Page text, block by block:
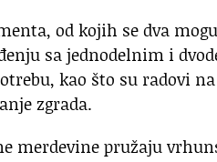
od kojih se dva
sa jednodelnim i
kao što su radovi
zgrada.
merdevine pružaju